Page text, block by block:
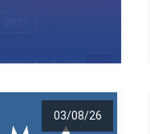
03/08/26